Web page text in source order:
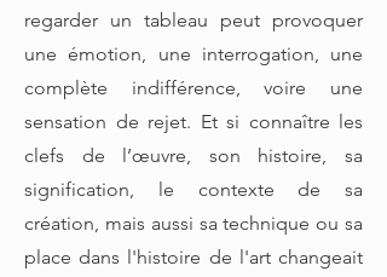
regarder un tableau peut provoquer
une émotion, une interrogation, une
complète indifférence, voire une
sensation de rejet. Et si connaître les
clefs de l’œuvre, son histoire, sa
signification, le contexte de sa
création, mais aussi sa technique ou sa
place dans l'histoire de l'art changeait